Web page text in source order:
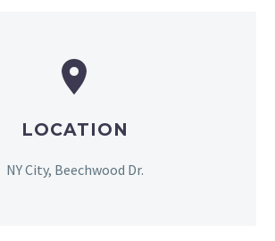


LOCATION
NY City, Beechwood Dr.